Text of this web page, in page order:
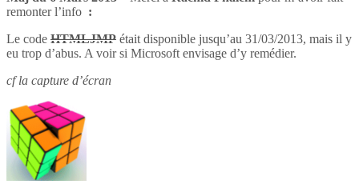
remonter l’info :
Le code HTMLJMP était disponible jusqu’au 31/03/2013, mais il y
eu trop d’abus. A voir si Microsoft envisage d’y remédier.
cf la capture d’écran